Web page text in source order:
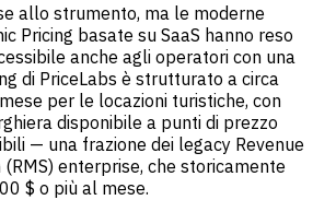
allo strumento, ma le moderne
Pricing basate su SaaS hanno reso
anche agli operatori con una
di PriceLabs è strutturato a circa
per le locazioni turistiche, con
disponibile a punti di prezzo
— una frazione dei legacy Revenue
enterprise, che storicamente
$ o più al mese.